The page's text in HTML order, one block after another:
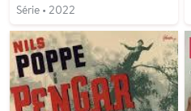
Série • 2022